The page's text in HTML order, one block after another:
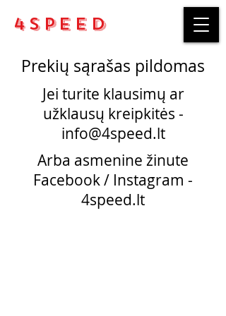
4Speed
Prekių sąrašas pildomas
Jei turite klausimų ar
užklausų kreipkitės -
info@4speed.lt
Arba asmenine žinute
Facebook / Instagram -
4speed.lt